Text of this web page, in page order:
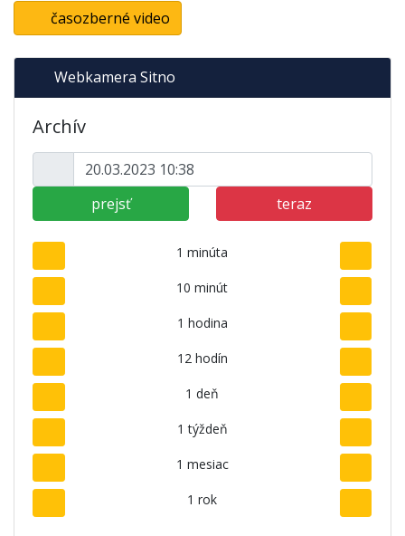
časozberné video
Webkamera Sitno
Archív
prejsť teraz
1 minúta
10 minút
1 hodina
12 hodín
1 deň
1 týždeň
1 mesiac
1 rok